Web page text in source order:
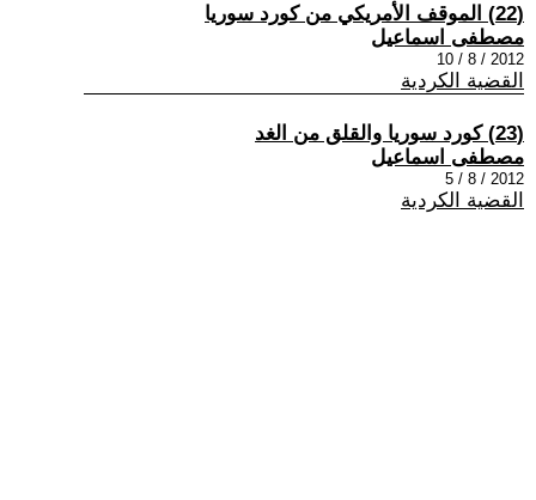
(22) الموقف الأمريكي من كورد سوريا
مصطفى اسماعيل
2012 / 8 / 10
القضية الكردية
(23) كورد سوريا والقلق من الغد
مصطفى اسماعيل
2012 / 8 / 5
القضية الكردية